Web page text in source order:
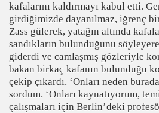
kafalarını kaldırmayı kabul etti.
girdiğimizde dayanılmaz, iğrenç
Zass gülerek, yatağın altında
sandıkların bulunduğunu
giderdi ve camlaşmış gözleriyle
bakan birkaç kafanın bulunduğu
çekip çıkardı. ‘Onları neden
sordum. ‘Onları kaynatıyorum,
çalışmaları için Berlin’deki